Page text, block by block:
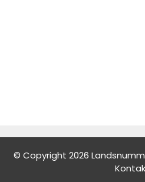
© Copyright 2026